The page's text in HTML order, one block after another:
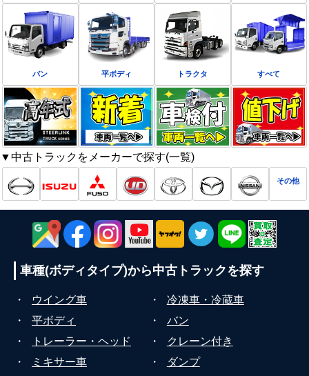
バン 平ボディ トラクタ すべて
▼中古トラックをメーカーで探す(一覧)
その他
車種(ボディタイプ)から中古トラックを探す
・ ウイング車 ・
冷凍車・冷蔵車
・
平ボディ ・
バン
・
トレーラー・ヘッド ・
クレーン付き
・
ミキサー車 ・
ダンプ